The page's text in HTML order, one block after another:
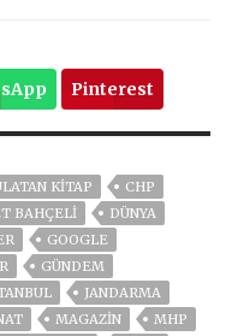
Pinterest
KİTAP
CHP
BAHÇELİ
DÜNYA
GOOGLE
GÜNDEM
JANDARMA
MAGAZİN
MHP